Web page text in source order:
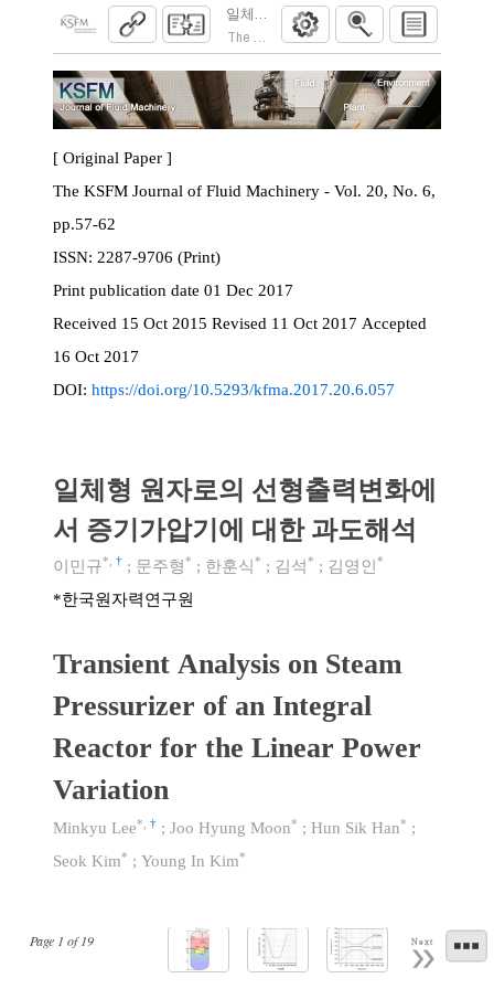
일체형 원자로의 선형출력변화에서 증기
The KSFM Journal of Fluid Machinery. 2017;
Page 1 of19 Next
[ Original Paper ]
The KSFM Journal of Fluid Machinery - Vol. 20, No. 6,
pp.57-62
ISSN:
2287-9706 (Print)
Print publication date 01 Dec 2017
Received 15 Oct 2015 Revised 11 Oct 2017 Accepted
16 Oct 2017
DOI: https://doi.org/10.5293/kfma.2017.20.6.057
일체형 원자로의 선형출력변화에
서 증기가압기에 대한 과도해석
이민규* † ; 문주형* ; 한훈식* ; 김석* ; 김영인 *
*한국원자력연구원
Transient Analysis on Steam
Pressurizer of an Integral
Reactor for the Linear Power
Variation
Minkyu Lee* † ; Joo Hyung Moon* ; Hun Sik Han* ;
Seok Kim* ; Young In Kim*